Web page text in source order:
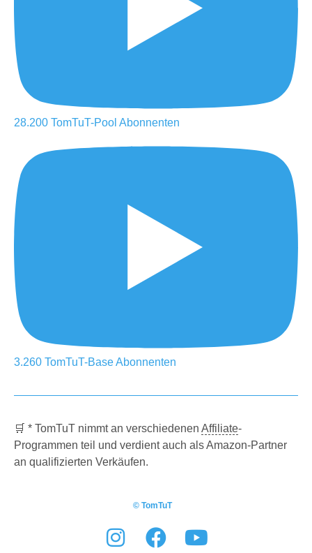
28.200 TomTuT-Pool Abonnenten
3.260 TomTuT-BaseAbonnenten
🛒 * TomTuT nimmt an verschiedenen Affiliate-
Programmen teil und verdient auch als Amazon-Partner
an qualifizierten Verkäufen.
© TomTuT